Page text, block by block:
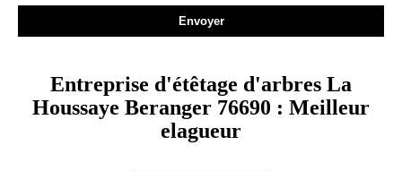
Entreprise d'étêtage d'arbres La
Houssaye Beranger 76690 : Meilleur
elagueur